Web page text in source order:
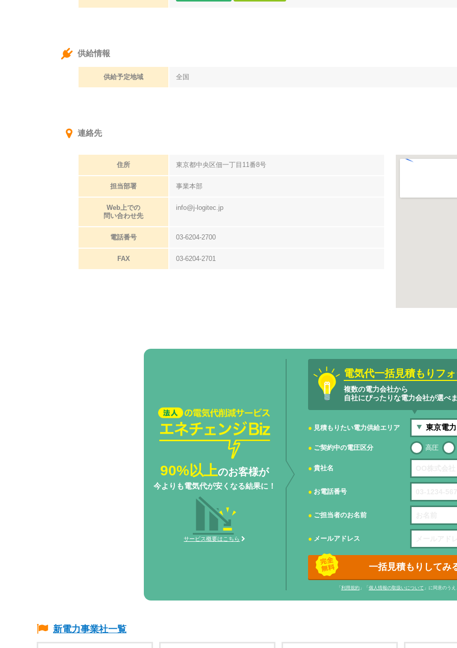
供給情報
供給予定地域 全国
連絡先
住所 東京都中央区佃一丁目11番8号
担当部署 事業本部
Web上での
問い合わせ先
info@j-logitec.jp
電話番号 03-6204-2700
FAX 03-6204-2701
法人の電気代削減サービスエネ
チェンジ Biz
90%以上のお客様が
今よりも電気代が安くなる結果に！
サービス概要はこちら
電気代一括見積もりフ
複数の電力会社から
自社にぴったりな電力会社が選べ
見積もりたい電力供給エリア
ご契約中の電圧区分 高圧
貴社名
お電話番号
ご担当者のお名前
メールアドレス
一括見積もりしてみ
「 利用規約」「 個人情報の取扱いについて 」に同意のう
新電力事業社一覧